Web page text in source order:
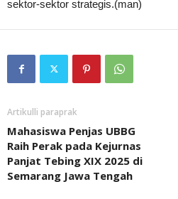
sektor-sektor strategis.(man)
Artikulli paraprak
Mahasiswa Penjas UBBG
Raih Perak pada Kejurnas
Panjat Tebing XIX 2025 di
Semarang Jawa Tengah